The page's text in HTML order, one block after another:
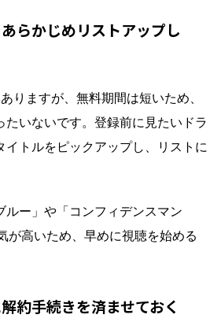
らかじめリストアップし
りますが、無料期間は短いため、
いないです。登録前に見たいドラ
イトルをピックアップし、リストに
ー」や「コンフィデンスマン
が高いため、早めに視聴を始める
約手続きを済ませておく